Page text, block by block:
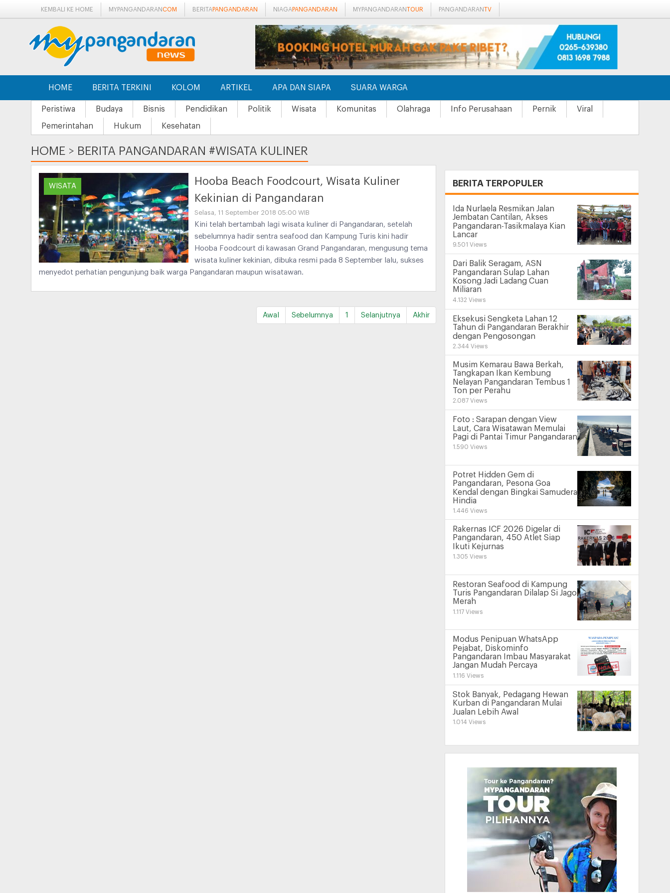
KEMBALI KE HOME MYPANGANDARANCOM BERITA PANGANDARAN NIAGA PANGANDARAN MYPANGANDARANTOUR PANGANDARANTV
HOME BERITA TERKINI KOLOM ARTIKEL APA DAN SIAPA SUARA WARGA
Peristiwa Budaya Bisnis Pendidikan Politik Wisata Komunitas Olahraga Info Perusahaan Pernik Viral
Pemerintahan Hukum Kesehatan
HOME > BERITA PANGANDARAN #WISATA KULINER
WISATA
Hooba Beach Foodcourt, Wisata Kuliner
Kekinian di Pangandaran
Selasa, 11 September 2018 05:00 WIB
Kini telah bertambah lagi wisata kuliner di Pangandaran, setelah
sebelumnya hadir sentra seafood dan Kampung Turis kini hadir
Hooba Foodcourt di kawasan Grand Pangandaran, mengusung tema
wisata kuliner kekinian, dibuka resmi pada 8 September lalu, sukses
menyedot perhatian pengunjung baik warga Pangandaran maupun wisatawan.
Awal Sebelumnya 1 Selanjutnya Akhir
BERITA TERPOPULER
Ida Nurlaela Resmikan Jalan
Jembatan Cantilan, Akses
Pangandaran-Tasikmalaya Kian
Lancar
9.501 Views
Dari Balik Seragam, ASN
Pangandaran Sulap Lahan
Kosong Jadi Ladang Cuan
Miliaran
4.132 Views
Eksekusi Sengketa Lahan 12
Tahun di Pangandaran Berakhir
dengan Pengosongan
2.344 Views
Musim Kemarau Bawa Berkah,
Tangkapan Ikan Kembung
Nelayan Pangandaran Tembus 1
Ton per Perahu
2.087 Views
Foto : Sarapan dengan View
Laut, Cara Wisatawan Memulai
Pagi di Pantai Timur Pangandaran
1.590 Views
Potret Hidden Gem di
Pangandaran, Pesona Goa
Kendal dengan Bingkai Samudera
Hindia
1.446 Views
Rakernas ICF 2026 Digelar di
Pangandaran, 450 Atlet Siap
Ikuti Kejurnas
1.305 Views
Restoran Seafood di Kampung
Turis Pangandaran Dilalap Si Jago
Merah
1.117 Views
Modus Penipuan WhatsApp
Pejabat, Diskominfo
Pangandaran Imbau Masyarakat
Jangan Mudah Percaya
1.116 Views
Stok Banyak, Pedagang Hewan
Kurban di Pangandaran Mulai
Jualan Lebih Awal
1.014 Views